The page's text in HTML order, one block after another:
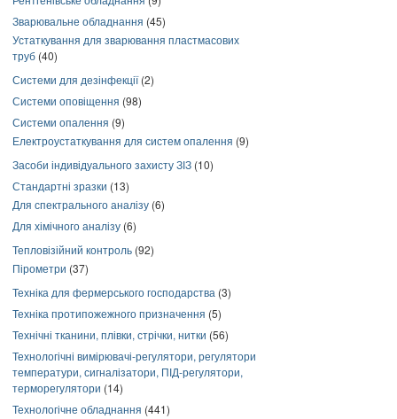
Зварювальне обладнання (45)
Устаткування для зварювання пластмасових
труб (40)
Системи для дезінфекції(2)
Системи оповіщення (98)
Системи опалення (9)
Електроустаткування для систем опалення (9)
Засоби індивідуального захисту ЗІЗ (10)
Стандартні зразки (13)
Для спектрального аналізу (6)
Для хімічного аналізу (6)
Тепловізійний контроль (92)
Пірометри (37)
Техніка для фермерського господарства (3)
Техніка протипожежного призначення (5)
Технічні тканини, плівки, стрічки, нитки (56)
Технологічні вимірювачі-регулятори, регулятори
температури, сигналізатори, ПІД-регулятори,
терморегулятори (14)
Технологічне обладнання (441)